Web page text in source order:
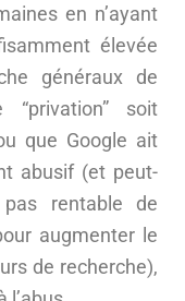
en n’ayant
élevée
généraux de
“privation” soit
que Google ait
abusif (et peut-
rentable de
augmenter le
de recherche),